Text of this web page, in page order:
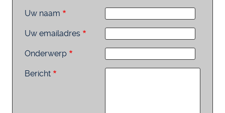
Uw naam
Uw emailadres
Onderwerp
Bericht